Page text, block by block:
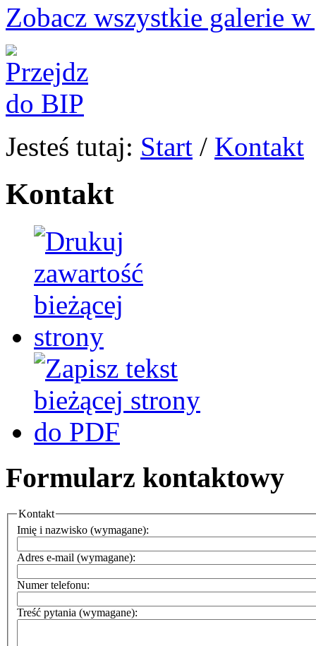
Zobacz wszystkie galerie
Jesteś tutaj: Start / Kontakt
Kontakt
Formularz kontaktowy
Kontakt
Imię i nazwisko (wymagane):
Adres e-mail (wymagane):
Numer telefonu:
Treść pytania (wymagane):